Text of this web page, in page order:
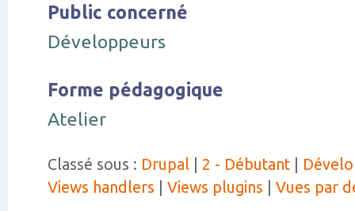
Public concerné
Développeurs
Forme pédagogique
Atelier
Classé sous : Drupal 2 - Débutant
Views handlers
Views plugins Vues par